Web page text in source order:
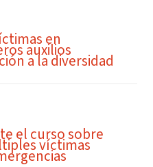
en
auxilios
a la diversidad
el curso sobre
víctimas